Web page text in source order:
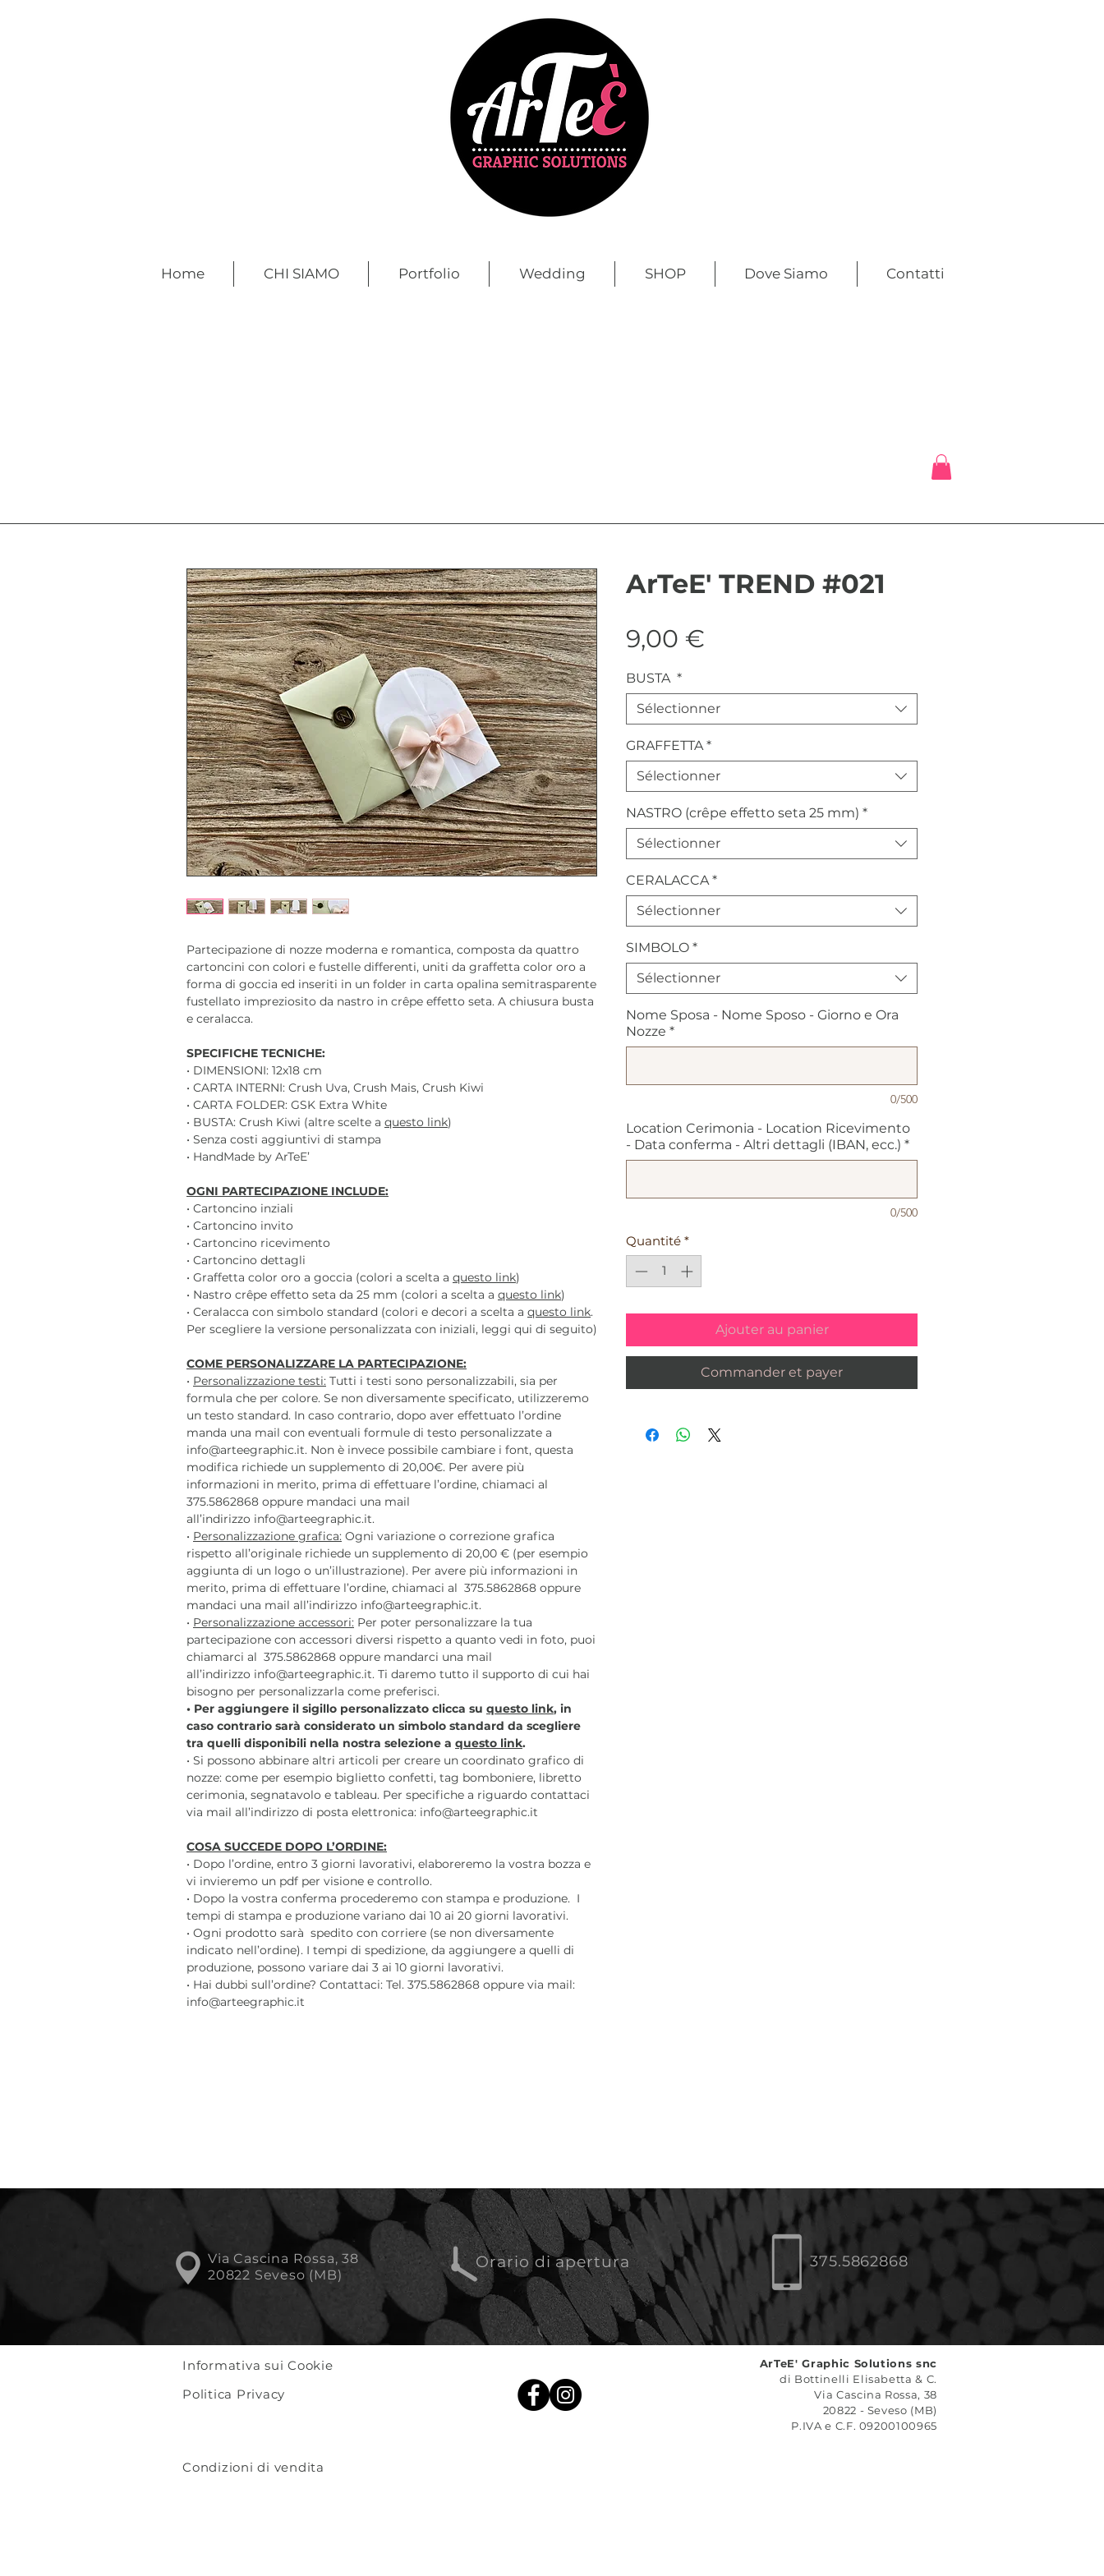
Home CHI SIAMO Portfolio Wedding SHOP Dove Siamo Contatti
Partecipazione di nozze moderna e romantica, composta da quattro
cartoncini con colori e fustelle differenti, uniti da graffetta color oro a
forma di goccia ed inseriti in un folder in carta opalina semitrasparente
fustellato impreziosito da nastro in crêpe effetto seta. A chiusura busta
e ceralacca.
SPECIFICHE TECNICHE:
• DIMENSIONI: 12x18 cm
• CARTA INTERNI: Crush Uva, Crush Mais, Crush Kiwi
• CARTA FOLDER: GSK Extra White
• BUSTA: Crush Kiwi (altre scelte a questo link)
• Senza costi aggiuntivi di stampa
• HandMade by ArTeE’
OGNI PARTECIPAZIONE INCLUDE:
• Cartoncino inziali
• Cartoncino invito
• Cartoncino ricevimento
• Cartoncino dettagli
• Graffetta color oro a goccia (colori a scelta a questo link)
• Nastro crêpe effetto seta da 25 mm (colori a scelta a questo link)
• Ceralacca con simbolo standard (colori e decori a scelta a questo link.
Per scegliere la versione personalizzata con iniziali, leggi qui di seguito)
COME PERSONALIZZARE LA PARTECIPAZIONE:
• Personalizzazione testi: Tutti i testi sono personalizzabili, sia per
formula che per colore. Se non diversamente specificato, utilizzeremo
un testo standard. In caso contrario, dopo aver effettuato l’ordine
manda una mail con eventuali formule di testo personalizzate a
info@arteegraphic.it. Non è invece possibile cambiare i font, questa
modifica richiede un supplemento di 20,00€. Per avere più
informazioni in merito, prima di effettuare l’ordine, chiamaci al
375.5862868 oppure mandaci una mail
all’indirizzo info@arteegraphic.it.
• Personalizzazione grafica: Ogni variazione o correzione grafica
rispetto all’originale richiede un supplemento di 20,00 € (per esempio
aggiunta di un logo o un’illustrazione). Per avere più informazioni in
merito, prima di effettuare l’ordine, chiamaci al 375.5862868 oppure
mandaci una mail all’indirizzo info@arteegraphic.it.
• Personalizzazione accessori: Per poter personalizzare la tua
partecipazione con accessori diversi rispetto a quanto vedi in foto, puoi
chiamarci al 375.5862868 oppure mandarci una mail
all’indirizzo info@arteegraphic.it. Ti daremo tutto il supporto di cui hai
bisogno per personalizzarla come preferisci.
• Per aggiungere il sigillo personalizzato clicca su questo link, in
caso contrario sarà considerato un simbolo standard da scegliere
tra quelli disponibili nella nostra selezione a questo link.
• Si possono abbinare altri articoli per creare un coordinato grafico di
nozze: come per esempio biglietto confetti, tag bomboniere, libretto
cerimonia, segnatavolo e tableau. Per specifiche a riguardo contattaci
via mail all’indirizzo di posta elettronica: info@arteegraphic.it
COSA SUCCEDE DOPO L’ORDINE:
• Dopo l’ordine, entro 3 giorni lavorativi, elaboreremo la vostra bozza e
vi invieremo un pdf per visione e controllo.
• Dopo la vostra conferma procederemo con stampa e produzione. I
tempi di stampa e produzione variano dai 10 ai 20 giorni lavorativi.
• Ogni prodotto sarà spedito con corriere (se non diversamente
indicato nell’ordine). I tempi di spedizione, da aggiungere a quelli di
produzione, possono variare dai 3 ai 10 giorni lavorativi.
• Hai dubbi sull’ordine? Contattaci: Tel. 375.5862868 oppure via mail:
info@arteegraphic.it
ArTeE' TREND #021
9,00 €
BUSTA *
Sélectionner
GRAFFETTA *
Sélectionner
NASTRO (crêpe effetto seta 25 mm) *
Sélectionner
CERALACCA *
Sélectionner
SIMBOLO *
Sélectionner
Nome Sposa - Nome Sposo - Giorno e Ora
Nozze *
0/500
Location Cerimonia - Location Ricevimento
- Data conferma - Altri dettagli (IBAN, ecc.) *
0/500
Quantité *
Ajouter au panier
Commander et payer
Orario di apertura
Via Cascina Rossa, 38
20822 Seveso (MB)
375.5862868
Informativa sui Cookie
Politica Privacy
ArTeE' Graphic Solutions snc
di Bottinelli Elisabetta & C.
Via Cascina Rossa, 38
20822 - Seveso (MB)
P.IVA e C.F. 09200100965
Condizioni di vendita